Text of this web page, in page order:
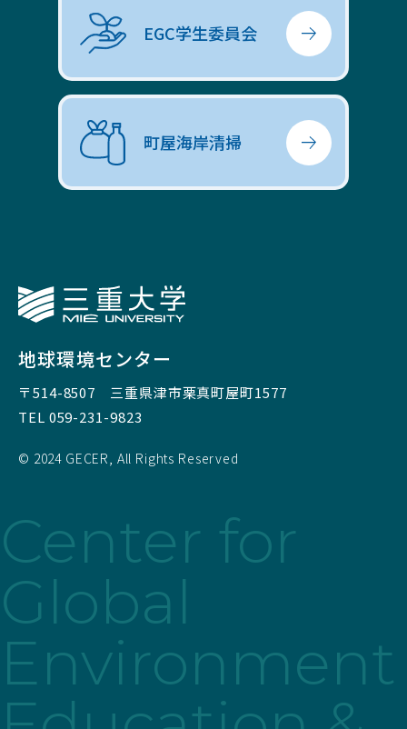
EGC学生委員会
町屋海岸清掃
地球環境センター
〒514-8507 三重県津市栗真町屋町1577
TEL 059-231-9823
© 2024 GECER, All Rights Reserved
Center for
Global
Environment